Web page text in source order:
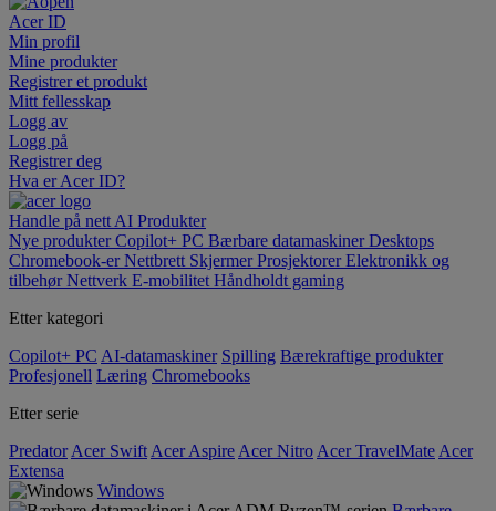
Acer ID
Min profil
Mine produkter
Registrer et produkt
Mitt fellesskap
Logg av
Logg på
Registrer deg
Hva er Acer ID?
Handle på nett AI Produkter
Nye produkterCopilot+ PC Bærbare datamaskinerDesktops
Chromebook-erNettbrett SkjermerProsjektorerElektronikk og
tilbehørNettverk E-mobilitet Håndholdt gaming
Etter kategori
Copilot+ PC AI-datamaskiner Spilling Bærekraftige produkter
Profesjonell Læring Chromebooks
Etter serie
Predator Acer Swift Acer Aspire Acer Nitro Acer TravelMate Acer
Extensa
Windows